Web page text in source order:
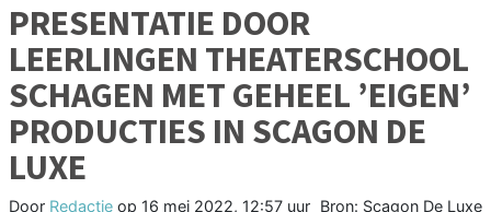
PRESENTATIE DOOR
LEERLINGEN THEATERSCHOOL
SCHAGEN MET GEHEEL ’EIGEN’
PRODUCTIES IN SCAGON DE
LUXE
Door Redactie op 16 mei 2022, 12:57 uur Bron: Scagon De Luxe